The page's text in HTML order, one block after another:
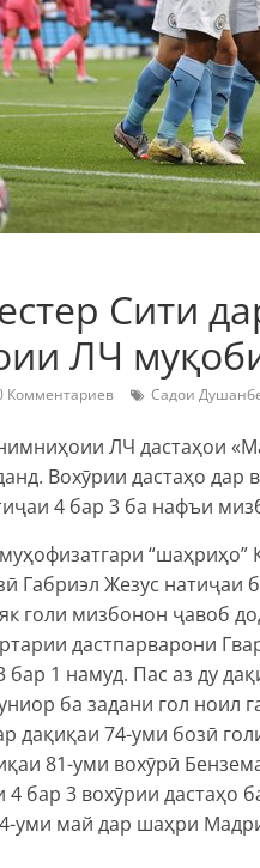
Сити
ЛЧ
Комментариев Садои
ЛЧ дастаҳои
Вохӯрии дастаҳо дар
4 бар 3 ба нафъи
Габриэл Жезус натиҷаи
голи мизбонон ҷавоб
дастпарварони
1 намуд. Пас аз ду
ба задани гол ноил
дақиқаи 74-уми бозӣ
81-уми вохӯрӣ
бар 3 вохӯрии дастаҳо
уми май дар шаҳри